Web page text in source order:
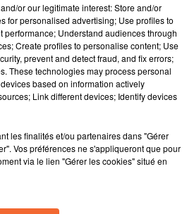
11 min 28 sec
or our legitimate interest: Store and/or
for personalised advertising; Use profiles to
Understand audiences through
Create profiles to personalise content; Use
prevent and detect fraud, and fix errors;
These technologies may process personal
based on information actively
Link different devices; Identify devices
les finalités et/ou partenaires dans "Gérer
Vos préférences ne s'appliqueront que pour
via le lien "Gérer les cookies" situé en